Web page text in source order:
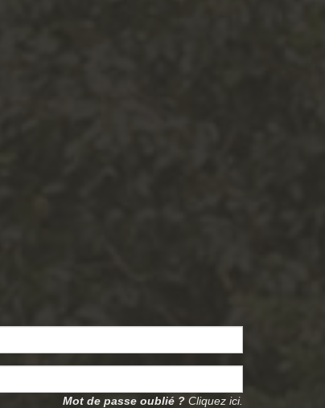
Mot de passe oublié ? Cliquez ici.